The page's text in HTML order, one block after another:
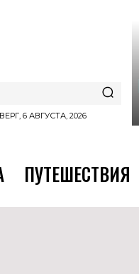
6 АВГУСТА, 2026
ПУТЕШЕСТВИЯ